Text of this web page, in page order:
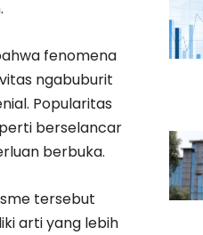
fenomena
ngabuburit
Popularitas
berselancar
berbuka.
tersebut
arti yang lebih